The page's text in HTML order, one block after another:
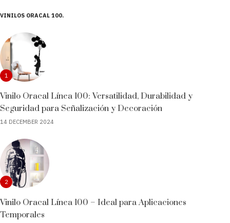
VINILOS ORACAL 100
1
Vinilo Oracal Línea 100: Versatilidad, Durabilidad y
Seguridad para Señalización y Decoración
14 DECEMBER 2024
2
Vinilo Oracal Línea 100 – Ideal para Aplicaciones
Temporales